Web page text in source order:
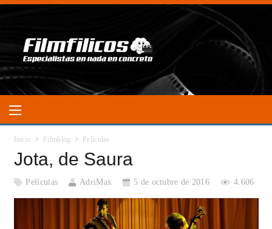
Inicio Filmblog Películas
Jota, de Saura
Películas AdriMax 5 de octubre de 2016 4.606